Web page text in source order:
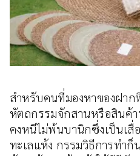
สำหรับคนที่มองหาของฝา
หัตถกรรมจักสานหรือสินค้
คงหนีไม่พ้นบานิกซึ่งเป็นเ
ทะเลแห้ง กรรมวิธีการทำก็